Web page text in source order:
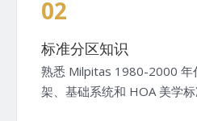
02
标准分区知识
熟悉 Milpitas 1980-2000
架、基础系统和 HOA 美学标